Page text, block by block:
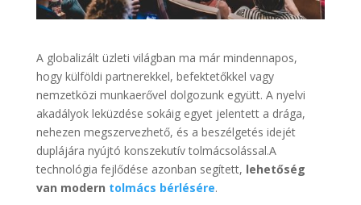
A globalizált üzleti világban ma már mindennapos,
hogy külföldi partnerekkel, befektetőkkel vagy
nemzetközi munkaerővel dolgozunk együtt. A nyelvi
akadályok leküzdése sokáig egyet jelentett a drága,
nehezen megszervezhető, és a beszélgetés idejét
duplájára nyújtó konszekutív tolmácsolással.A
technológia fejlődése azonban segített, lehetőség
van modern tolmács bérlésére.